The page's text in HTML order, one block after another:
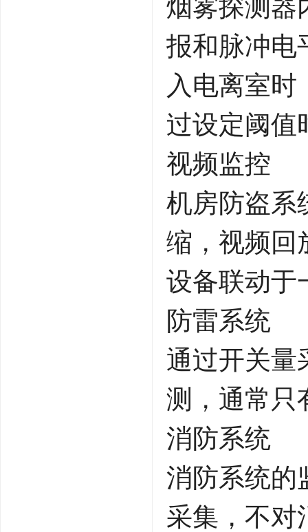
烟雾探测器
报和脉冲电
入电离室
过设定阈值
视频监控
机房防盗系
缩，视频回
设备联动于
防雷系统
通过开关量
测，通常只
消防系统
消防系统的
采集，不对